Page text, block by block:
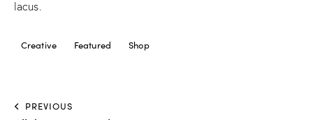
lacus.
Creative Featured Shop
PREVIOUS